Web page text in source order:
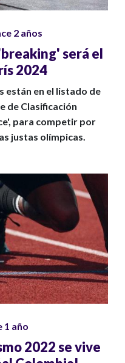
2 años
será el
2024
están en el listado de
de Clasificación
para competir por
justas olímpicas.
1 año
2022 se vive